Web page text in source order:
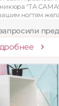
"ТА
ногтям